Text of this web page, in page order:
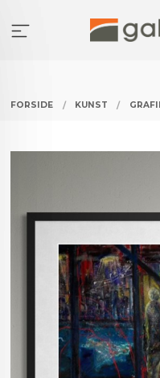
innholdet
FORSIDE KUNST